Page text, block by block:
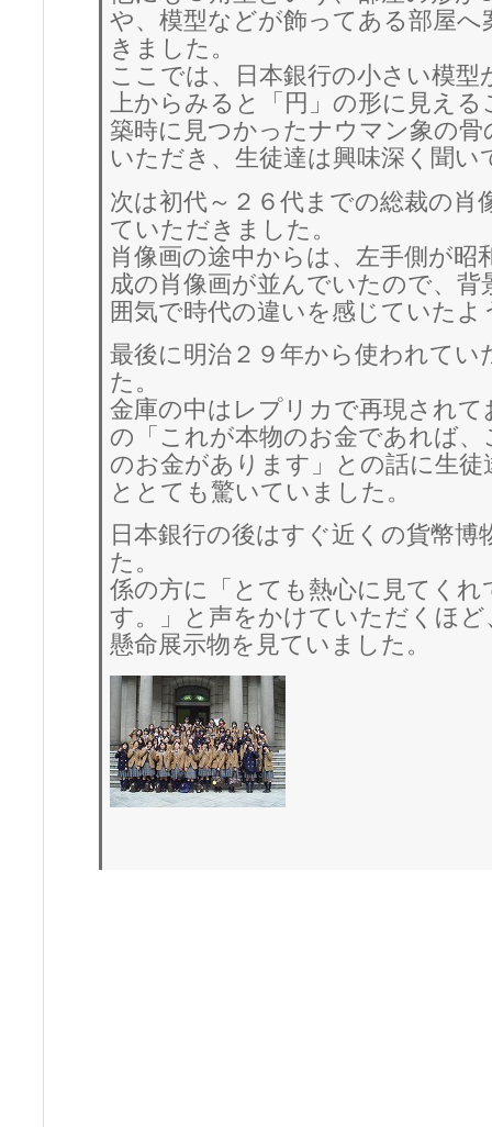
や、模型などが飾ってある部屋へ
きました。
ここでは、日本銀行の小さい模型
上からみると「円」の形に見える
築時に見つかったナウマン象の
いただき、生徒達は興味深く聞い
次は初代～２６代までの総裁の肖
ていただきました。
肖像画の途中からは、左手側が昭
成の肖像画が並んでいたので、背
囲気で時代の違いを感じていたよ
最後に明治２９年から使われてい
た。
金庫の中はレプリカで再現されて
の「これが本物のお金であれば、
のお金があります」との話に生徒
ととても驚いていました。
日本銀行の後はすぐ近くの貨幣博
た。
係の方に「とても熱心に見てくれ
す。」と声をかけていただくほど
懸命展示物を見ていました。